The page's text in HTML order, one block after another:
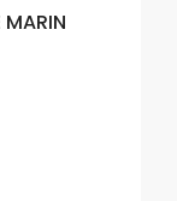
MARIN